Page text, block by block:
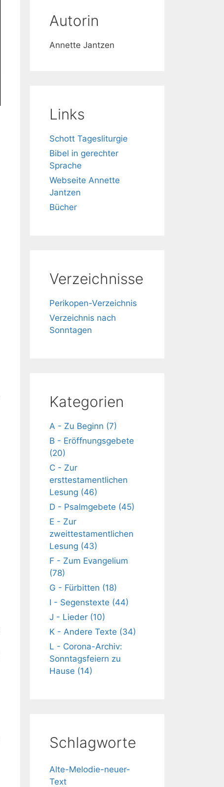
Autorin
Annette Jantzen
Links
Schott Tagesliturgie
Bibel in gerechter
Sprache
Webseite Annette
Jantzen
Bücher
Verzeichnisse
Perikopen-Verzeichnis
Verzeichnis nach
Sonntagen
Kategorien
A - Zu Beginn (7)
B - Eröffnungsgebete
(20)
C - Zur
ersttestamentlichen
Lesung (46)
D - Psalmgebete (45)
E - Zur
zweittestamentlichen
Lesung (43)
F - Zum Evangelium
(78)
G - Fürbitten (18)
I - Segenstexte (44)
J - Lieder (10)
K - Andere Texte (34)
L - Corona-Archiv:
Sonntagsfeiern zu
Hause (14)
Schlagworte
Alte-Melodie-neuer-
Text